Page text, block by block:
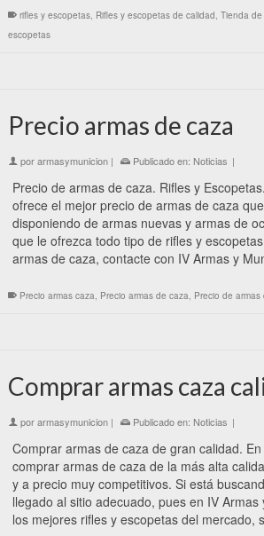
rifles y escopetas, Rifles y escopetas de calidad, Tienda
escopetas
Precio armas de caza
porarmasymunicion| Publicado en: Noticias |
Precio de armas de caza. Rifles y
ofrece el mejor precio de armas de caza
disponiendo de armas nuevas y armas de
que le ofrezca todo tipo de rifles y
armas de caza, contacte con IV Armas y
Precio armas caza, Precio armas de caza, Precio de armas
Comprar armas caza
porarmasymunicion| Publicado en: Noticias |
Comprar armas de caza de gran calidad.
comprar armas de caza de la más alta
y a precio muy competitivos. Si está
llegado al sitio adecuado, pues en IV
los mejores rifles y escopetas del mercado,